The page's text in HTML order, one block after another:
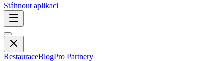
Stáhnout aplikaci
RestauraceBlogPro Partnery